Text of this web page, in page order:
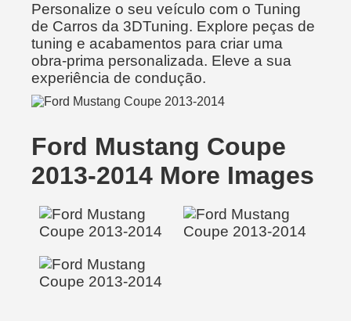
Personalize o seu veículo com o Tuning
de Carros da 3DTuning. Explore peças de
tuning e acabamentos para criar uma
obra-prima personalizada. Eleve a sua
experiência de condução.
Ford Mustang Coupe
2013-2014 More Images